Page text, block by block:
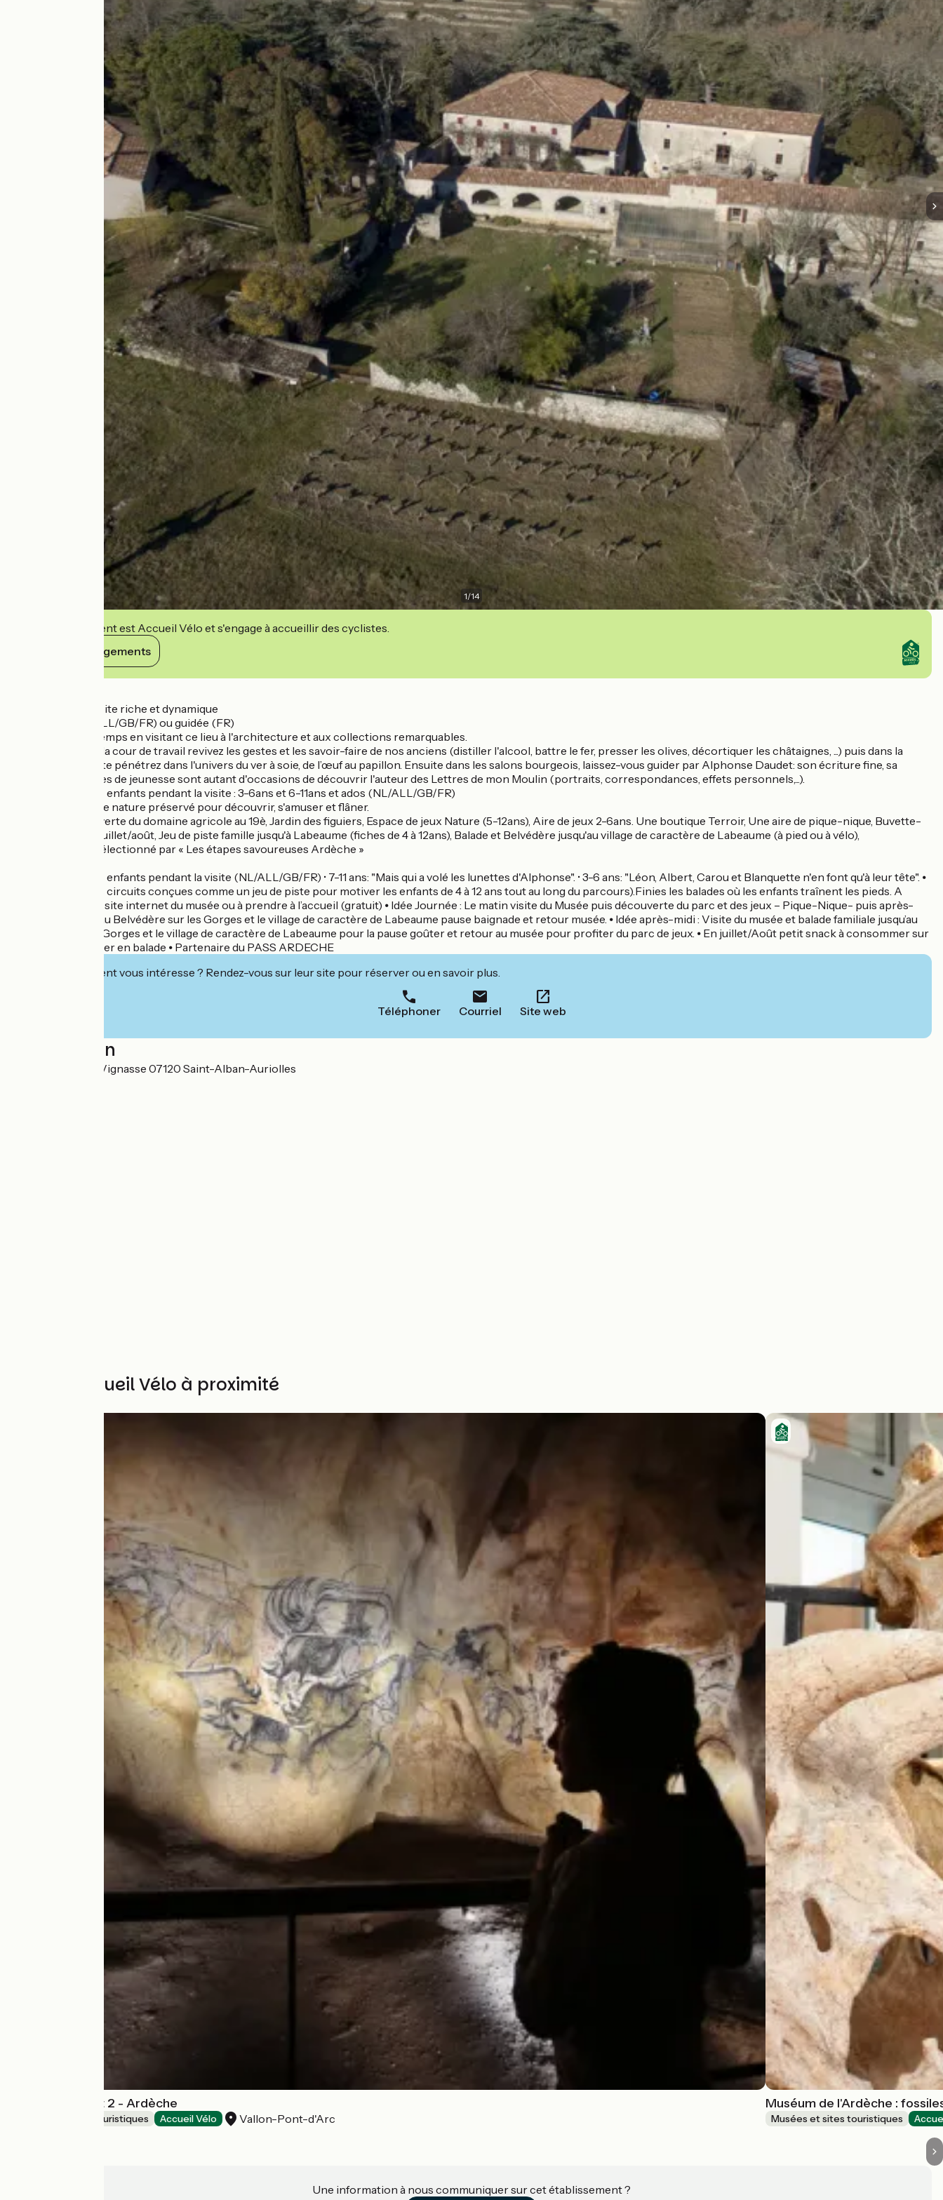
1/14
Cet établissement est Accueil Vélo et s'engage à accueillir des cyclistes.
Voir ses engagements
.Le Musée : une visite riche et dynamique
Visite libre (NL/ALL/GB/FR) ou guidée (FR)
Voyagez dans le temps en visitant ce lieu à l'architecture et aux collections remarquables.
Dans les caves et la cour de travail revivez les gestes et les savoir-faire de nos anciens (distiller l'alcool, battre le fer, presser les olives, décortiquer les châtaignes, ...) puis dans la
magnanerie vivante pénétrez dans l'univers du ver à soie, de l’œuf au papillon. Ensuite dans les salons bourgeois, laissez-vous guider par Alphonse Daudet: son écriture fine, sa
famille, ses frasques de jeunesse sont autant d'occasions de découvrir l'auteur des Lettres de mon Moulin (portraits, correspondances, effets personnels,...).
Enquêtes pour les enfants pendant la visite : 3-6ans et 6-11ans et ados (NL/ALL/GB/FR)
Le parc : un coin de nature préservé pour découvrir, s'amuser et flâner.
Sentier de découverte du domaine agricole au 19è, Jardin des figuiers, Espace de jeux Nature (5-12ans), Aire de jeux 2-6ans. Une boutique Terroir, Une aire de pique-nique, Buvette-
Glaces, snack en juillet/août, Jeu de piste famille jusqu'à Labeaume (fiches de 4 à 12ans), Balade et Belvédère jusqu'au village de caractère de Labeaume (à pied ou à vélo),
« Etablissement sélectionné par « Les étapes savoureuses Ardèche »
Enquêtes pour les enfants pendant la visite (NL/ALL/GB/FR) • 7-11 ans: "Mais qui a volé les lunettes d'Alphonse". • 3-6 ans: "Léon, Albert, Carou et Blanquette n'en font qu'à leur tête". ⦁
Randoland (fiches circuits conçues comme un jeu de piste pour motiver les enfants de 4 à 12 ans tout au long du parcours).Finies les balades où les enfants traînent les pieds. A
télécharger sur le site internet du musée ou à prendre à l’accueil (gratuit) ⦁ Idée Journée : Le matin visite du Musée puis découverte du parc et des jeux – Pique-Nique- puis après-
midi balade jusqu’au Belvédère sur les Gorges et le village de caractère de Labeaume pause baignade et retour musée. ⦁ Idée après-midi : Visite du musée et balade familiale jusqu’au
Belvédère sur les Gorges et le village de caractère de Labeaume pour la pause goûter et retour au musée pour profiter du parc de jeux. ⦁ En juillet/Août petit snack à consommer sur
place ou à emporter en balade ⦁ Partenaire du PASS ARDECHE
Cet établissement vous intéresse ? Rendez-vous sur leur site pour réserver ou en savoir plus.
Téléphoner Courriel Site web
Localisation
710 chemin de la Vignasse 07120 Saint-Alban-Auriolles
Autres Accueil Vélo à proximité
Grotte Chauvet 2 - Ardèche
Musées et sites touristiques Accueil Vélo Vallon-Pont-d'Arc
Muséum de l'Ardèche :
Musées et sites touristiques
Une information à nous communiquer sur cet établissement ?